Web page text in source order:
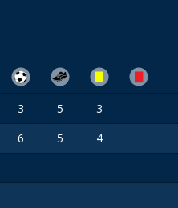
3 5 3
6 5 4